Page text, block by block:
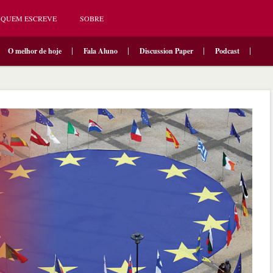
QUEM ESCREVE SOBRE
O melhor de hoje Fala Aluno Discussion Paper Podcast